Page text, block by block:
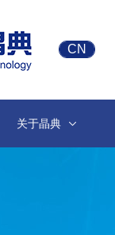
CN
关于晶典